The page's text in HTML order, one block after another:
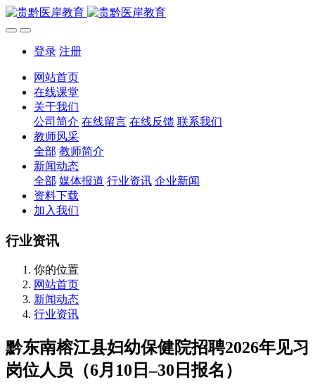
登录 注册
网站首页
在线课堂
关于我们
公司简介 在线留言 在线反馈 联系我们
教师风采
全部 教师简介
新闻动态
全部 媒体报道 行业资讯 企业新闻
资料下载
加入我们
行业资讯
你的位置
网站首页
新闻动态
行业资讯
黔东南榕江县妇幼保健院招聘2026年见习
岗位人员（6月10日–30日报名）